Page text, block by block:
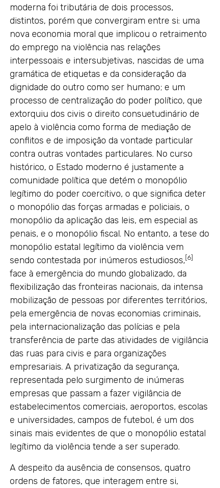
moderna foi tributária de dois processos,
distintos, porém que convergiram entre si: uma
nova economia moral que implicou o retraimento
do emprego na violência nas relações
interpessoais e intersubjetivas, nascidas de uma
gramática de etiquetas e da consideração da
dignidade do outro como ser humano; e um
processo de centralização do poder político, que
extorquiu dos civis o direito consuetudinário de
apelo à violência como forma de mediação de
conflitos e de imposição da vontade particular
contra outras vontades particulares. No curso
histórico, o Estado moderno é justamente a
comunidade política que detém o monopólio
legítimo do poder coercitivo, o que significa deter
o monopólio das forças armadas e policiais, o
monopólio da aplicação das leis, em especial as
penais, e o monopólio fiscal. No entanto, a tese do
monopólio estatal legítimo da violência vem
sendo contestada por inúmeros estudiosos,[6]
face à emergência do mundo globalizado, da
flexibilização das fronteiras nacionais, da intensa
mobilização de pessoas por diferentes territórios,
pela emergência de novas economias criminais,
pela internacionalização das polícias e pela
transferência de parte das atividades de vigilância
das ruas para civis e para organizações
empresariais. A privatização da segurança,
representada pelo surgimento de inúmeras
empresas que passam a fazer vigilância de
estabelecimentos comerciais, aeroportos, escolas
e universidades, campos de futebol, é um dos
sinais mais evidentes de que o monopólio estatal
legítimo da violência tende a ser superado.
A despeito da ausência de consensos, quatro
ordens de fatores, que interagem entre si,